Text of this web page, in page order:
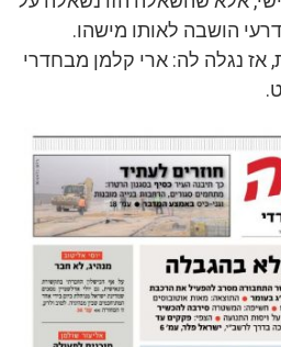
הושבה לאותו מישהו.
נגלה לה: ארי קלמן מבחדרי